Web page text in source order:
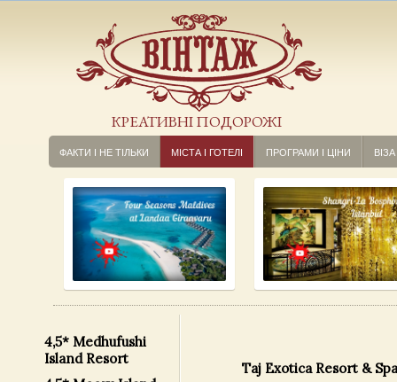
КРЕАТИВНІ ПОДОРОЖІ
ФАКТИ І НЕ ТІЛЬКИ МІСТА І ГОТЕЛІ ПРОГРАМИ І ЦІНИ ВІЗА
4,5* Medhufushi
Island Resort
Taj Exotica Resort &